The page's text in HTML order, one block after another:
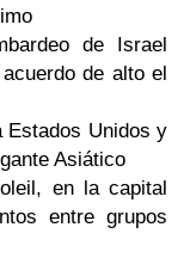
de Israel
de alto el
Estados Unidos y
Asiático
en la capital
entre grupos